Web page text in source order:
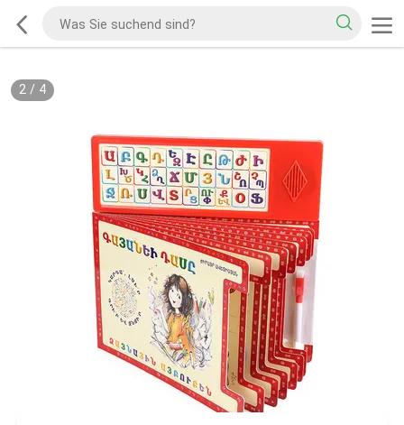
2/ 4